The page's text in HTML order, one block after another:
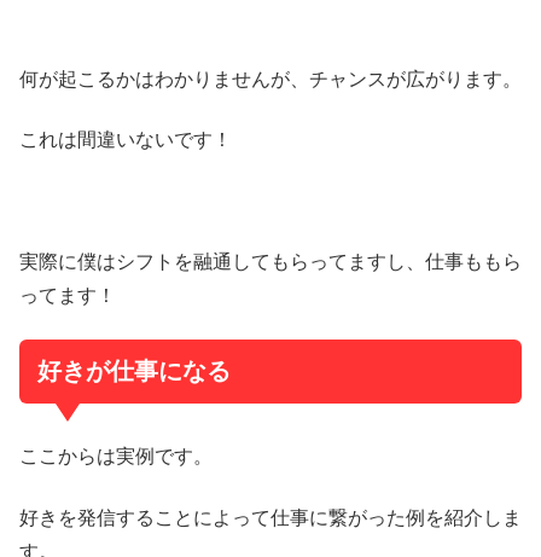
何が起こるかはわかりませんが、チャンスが広がります。
これは間違いないです！
実際に僕はシフトを融通してもらってますし、仕事ももら
ってます！
好きが仕事になる
ここからは実例です。
好きを発信することによって仕事に繋がった例を紹介しま
す。